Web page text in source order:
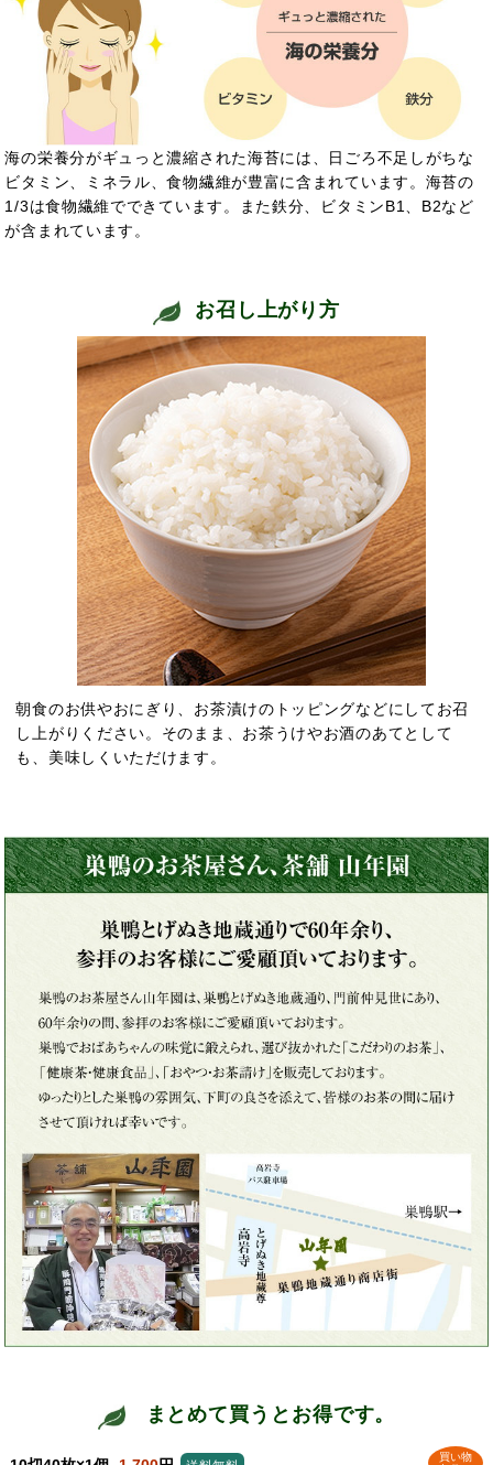
海の栄養分がギュっと濃縮された海苔には、日ごろ不足しがちな
ビタミン、ミネラル、食物繊維が豊富に含まれています。海苔の
1/3は食物繊維でできています。また鉄分、ビタミンB1、B2など
が含まれています。
お召し上がり方
朝食のお供やおにぎり、お茶漬けのトッピングなどにしてお召
し上がりください。そのまま、お茶うけやお酒のあてとして
も、美味しくいただけます。
まとめて買うとお得です。
買い物